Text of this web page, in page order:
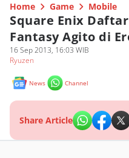
Home Game Mobile
Square Enix
Fantasy Agito di
16 Sep 2013, 16:03 WIB
Ryuzen
News Channel
Share Article